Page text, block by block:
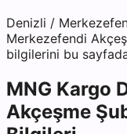
Denizli /
Merkezefendi
bilgilerini bu
MNG Kargo
Akçeşme